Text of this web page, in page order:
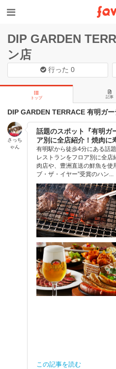
DIP GARDEN
ン店
行った0
トップ 記事
DIP GARDEN TERRACE 有明ガ
さっち
ゃん
話題のスポット『有明ガ
ア別に全店紹介！焼肉に
有明駅から徒歩4分にある話
レストランをフロア別に全
肉店や、豊洲直送の鮮魚を使
ブ・ザ・イヤー”受賞のハン...
この記事を読む